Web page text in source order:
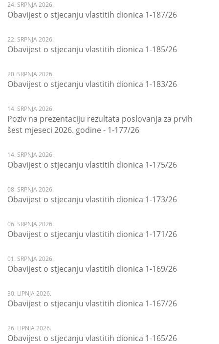
24. SRPNJA 2026.
Obavijest o stjecanju vlastitih dionica 1-187/26
22. SRPNJA 2026.
Obavijest o stjecanju vlastitih dionica 1-185/26
20. SRPNJA 2026.
Obavijest o stjecanju vlastitih dionica 1-183/26
14. SRPNJA 2026.
Poziv na prezentaciju rezultata poslovanja za prvih
šest mjeseci 2026. godine - 1-177/26
14. SRPNJA 2026.
Obavijest o stjecanju vlastitih dionica 1-175/26
08. SRPNJA 2026.
Obavijest o stjecanju vlastitih dionica 1-173/26
06. SRPNJA 2026.
Obavijest o stjecanju vlastitih dionica 1-171/26
01. SRPNJA 2026.
Obavijest o stjecanju vlastitih dionica 1-169/26
30. LIPNJA 2026.
Obavijest o stjecanju vlastitih dionica 1-167/26
26. LIPNJA 2026.
Obavijest o stjecanju vlastitih dionica 1-165/26